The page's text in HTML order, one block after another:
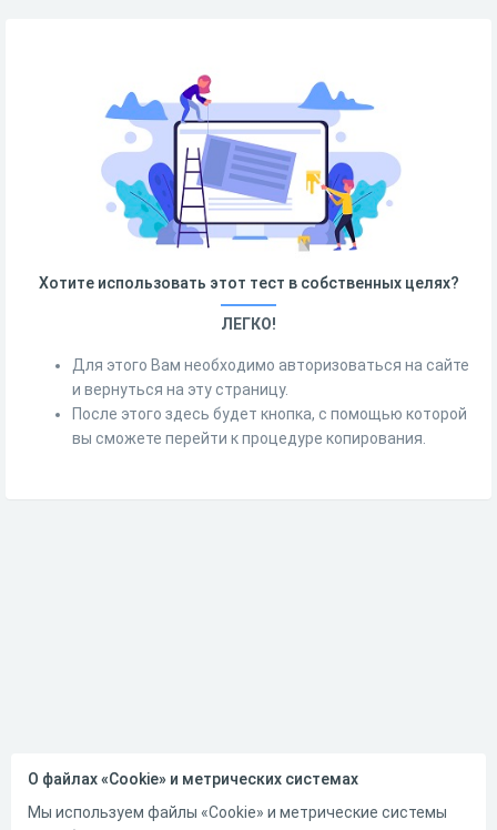
Хотите использовать этот тест в собственных целях?
ЛЕГКО!
Для этого Вам необходимо авторизоваться на сайте
и вернуться на эту страницу.
После этого здесь будет кнопка, с помощью которой
вы сможете перейти к процедуре копирования.
О файлах «Cookie» и метрических системах
Мы используем файлы «Cookie» и метрические системы